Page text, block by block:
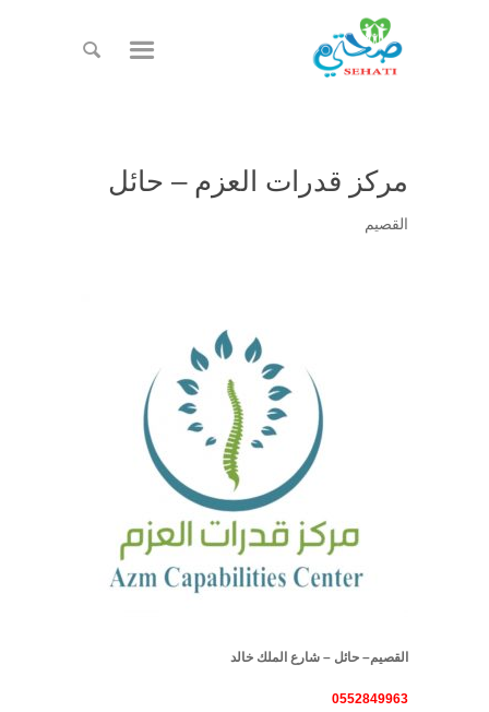
مركز قدرات العزم – حائل
القصيم
القصيم– حائل – شارع الملك خالد
0552849963